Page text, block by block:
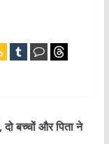
बच्चों और पिता ने